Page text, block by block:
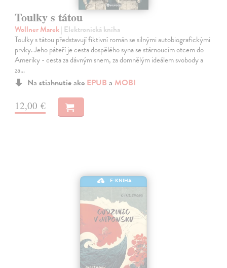
Toulky s tátou
Wollner Marek| Elektronická kniha
Toulky s tátou představují fiktivní román se silnými autobiografickými
prvky. Jeho páteří je cesta dospělého syna se stárnoucím otcem do
Ameriky - cesta za dávným snem, za domnělým ideálem svobody a
za…
Na stiahnutie ako EPUB a MOBI
12,00 €
E-KNIHA